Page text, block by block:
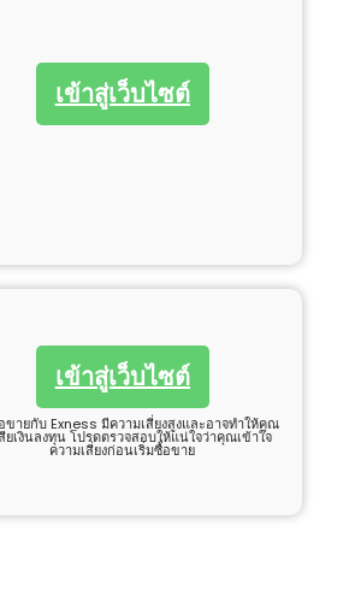
เข้าสู่เว็บไซต์
เข้าสู่เว็บไซต์
ขายกับ Exness มีความเสี่ยงสูงและอาจทำให้คุณ
ยเงินลงทุน โปรดตรวจสอบให้แน่ใจว่าคุณเข้าใจ
ความเสี่ยงก่อนเริ่มซื้อขาย